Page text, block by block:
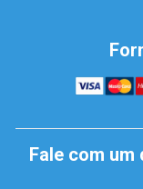
Fale com